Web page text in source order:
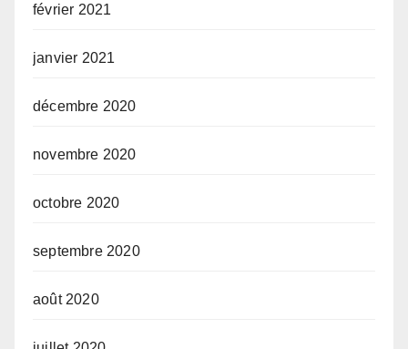
février 2021
janvier 2021
décembre 2020
novembre 2020
octobre 2020
septembre 2020
août 2020